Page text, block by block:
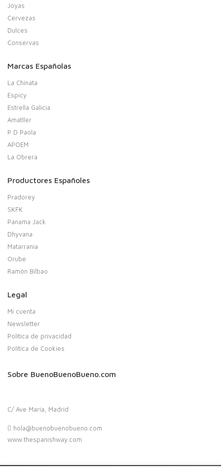
Joyas
Cervezas
Dulces
Conservas
Marcas Españolas
La Chinata
Espicy
Estrella Galicia
Amatller
P D Paola
APOEM
La Obrera
Productores Españoles
Pradorey
SKFK
Panama Jack
Dhyvana
Matarrania
Orube
Ramón Bilbao
Legal
Mi cuenta
Newsletter
Política de privacidad
Política de Cookies
Sobre BuenoBuenoBueno.com
C/ Ave María, Madrid
hola@buenobuenobueno.com
www.thespanishway.com